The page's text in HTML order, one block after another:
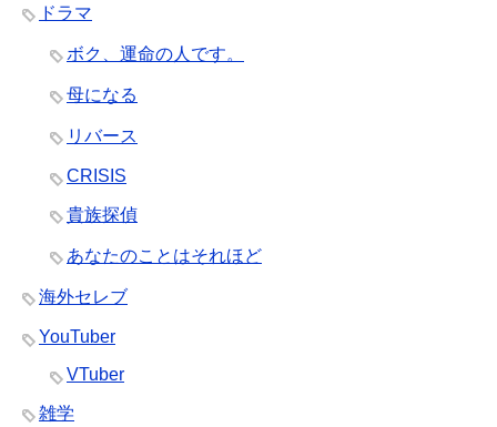
ドラマ
ボク、運命の人です。
母になる
リバース
CRISIS
貴族探偵
あなたのことはそれほど
海外セレブ
YouTuber
VTuber
雑学